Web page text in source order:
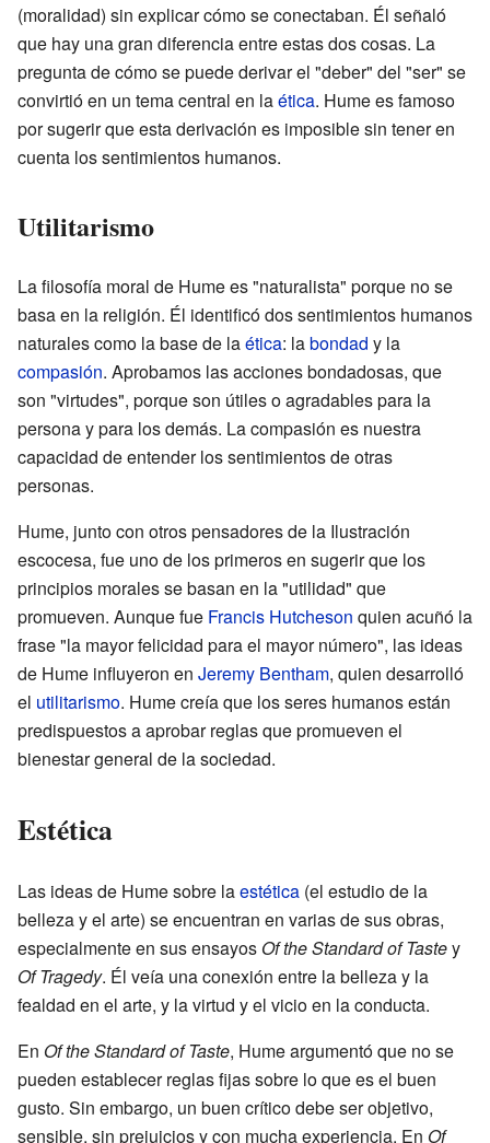
(moralidad) sin explicar cómo se conectaban. Él señaló
que hay una gran diferencia entre estas dos cosas. La
pregunta de cómo se puede derivar el "deber" del "ser" se
convirtió en un tema central en laética. Hume es famoso
por sugerir que esta derivación es imposible sin tener en
cuenta los sentimientos humanos.
Utilitarismo
La filosofía moral de Hume es "naturalista" porque no se
basa en la religión. Él identificó dos sentimientos humanos
naturales como la base de laética: labondad y la
compasión. Aprobamos las acciones bondadosas, que
son "virtudes", porque son útiles o agradables para la
persona y para los demás. La compasión es nuestra
capacidad de entender los sentimientos de otras
personas.
Hume, junto con otros pensadores de la Ilustración
escocesa, fue uno de los primeros en sugerir que los
principios morales se basan en la "utilidad" que
promueven. Aunque fue Francis Hutcheson quien acuñó la
frase "la mayor felicidad para el mayor número", las ideas
de Hume influyeron en Jeremy Bentham, quien desarrolló
el utilitarismo. Hume creía que los seres humanos están
predispuestos a aprobar reglas que promueven el
bienestar general de la sociedad.
Estética
Las ideas de Hume sobre laestética (el estudio de la
belleza y el arte) se encuentran en varias de sus obras,
especialmente en sus ensayos Of the Standard of Tastey
Of Tragedy. Él veía una conexión entre la belleza y la
fealdad en el arte, y la virtud y el vicio en la conducta.
En Of the Standard of Taste, Hume argumentó que no se
pueden establecer reglas fijas sobre lo que es el buen
gusto. Sin embargo, un buen crítico debe ser objetivo,
sensible, sin prejuicios y con mucha experiencia. En Of